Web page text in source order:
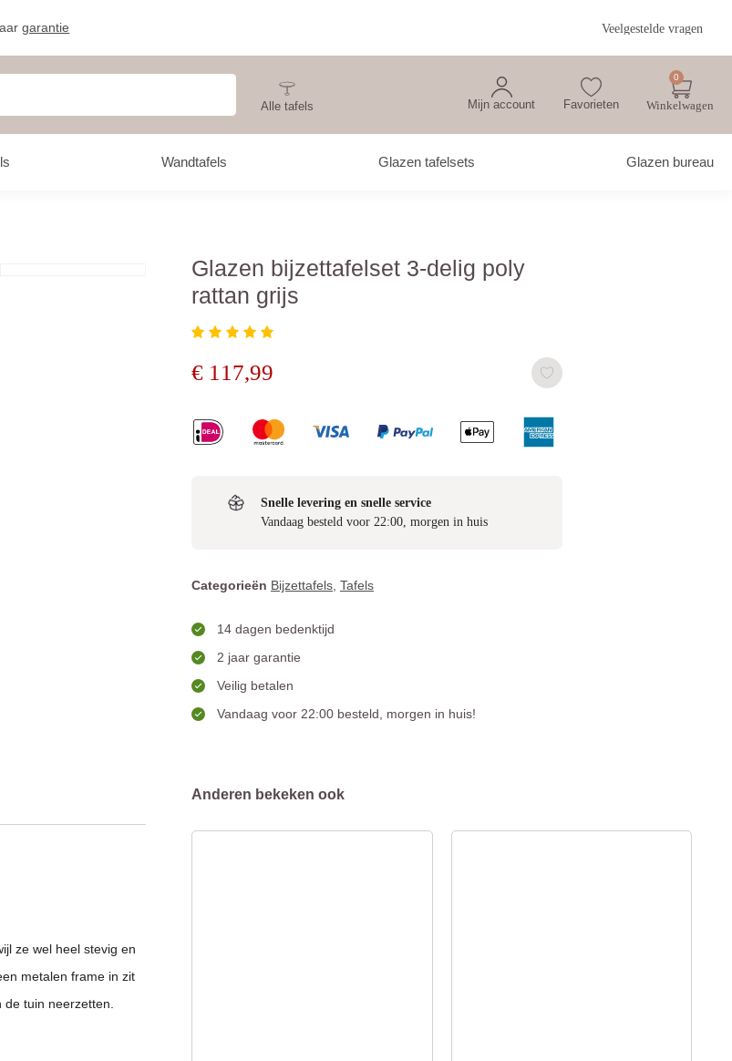
garantie Veelgestelde vragen
Alle tafels Mijn account Favorieten
0
Wandtafels Glazen tafelsets Glazen bureau
Glazen bijzettafelset 3-delig poly
rattan grijs
€ 117,99
Snelle levering en snelle service
Vandaag besteld voor 22:00, morgen in huis
Categorieën Bijzettafels Tafels
14 dagen bedenktijd
2 jaar garantie
Veilig betalen
Vandaag voor 22:00 besteld, morgen in huis!
ze wel heel stevig en
metalen frame in zit
tuin neerzetten.
Anderen bekeken ook